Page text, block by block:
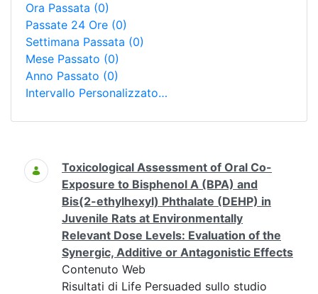
Ora Passata (0)
Passate 24 Ore (0)
Settimana Passata (0)
Mese Passato (0)
Anno Passato (0)
Intervallo Personalizzato…
Ricerca
Toxicological Assessment of Oral Co-
Exposure to Bisphenol A (BPA) and
Bis(2-ethylhexyl) Phthalate (DEHP) in
Juvenile Rats at Environmentally
Relevant Dose Levels: Evaluation of the
Synergic, Additive or Antagonistic Effects
Contenuto Web
Risultati di Life Persuaded sullo studio